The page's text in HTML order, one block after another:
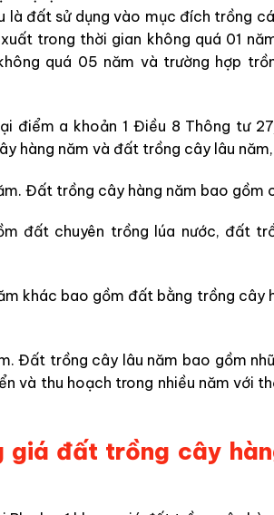
là đất sử dụng vào mục đích trồng
trong thời gian không quá 01
quá 05 năm và trường hợp
điểm a khoản 1 Điều 8 Thông tư
hàng năm và đất trồng cây lâu
Đất trồng cây hàng năm bao gồm
đất chuyên trồng lúa nước, đất
khác bao gồm đất bằng trồng cây
Đất trồng cây lâu năm bao gồm
và thu hoạch trong nhiều năm với
giá đất trồng cây